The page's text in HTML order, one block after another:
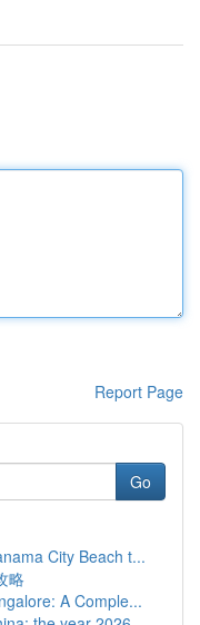
Report Page
Go
City Beach t...
略
A Comple...